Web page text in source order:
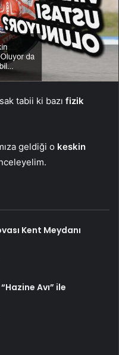
tabii ki bazı fizik
geldiği o keskin
Kent Meydanı
Avı” ile